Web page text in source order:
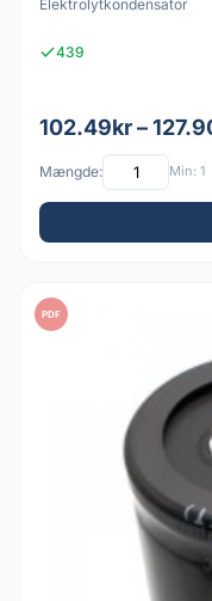
Elektrolytkondensator
439
102.49kr –
Mængde: Min: 1
PDF